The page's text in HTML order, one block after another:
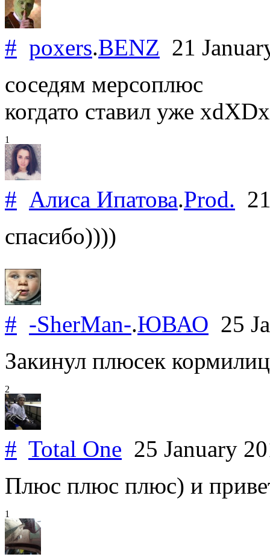
# poxers.BENZ 21
соседям мерсоплюс
когдато ставил уже
1
# Алиса Ипатова.Prod.
спасибо))))
# -ShеrMan-.ЮВАО 25
Закинул плюсек
2
# Total One 25 January
Плюс плюс плюс) и
1